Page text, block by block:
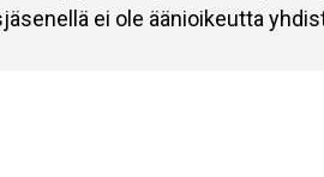
ei ole äänioikeutta